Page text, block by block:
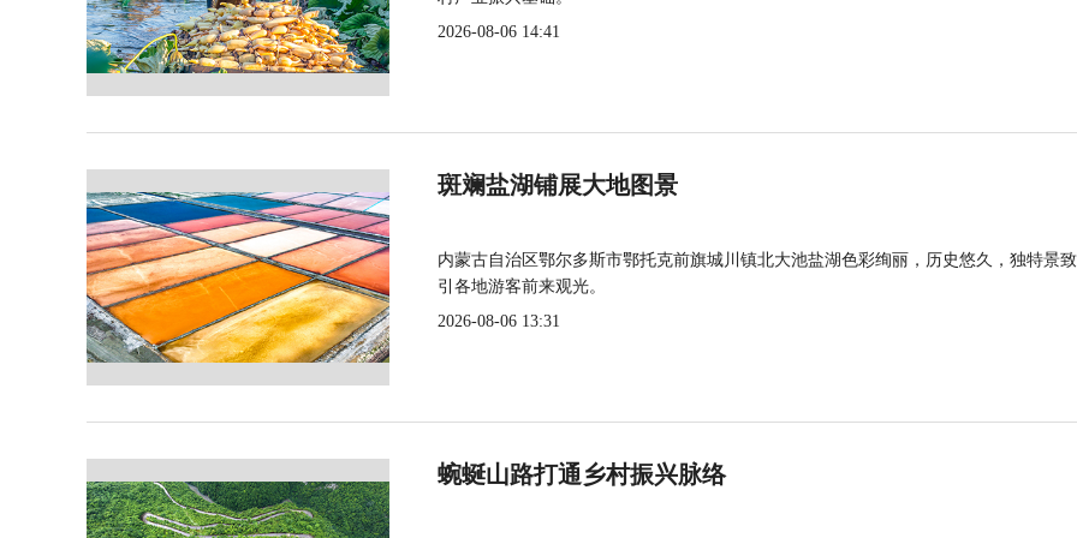
2026-08-06 14:41
斑斓盐湖铺展大地图景
内蒙古自治区鄂尔多斯市鄂托克前旗城川镇北大池盐湖色彩绚丽，历史悠久，独特景
引各地游客前来观光。
2026-08-06 13:31
蜿蜒山路打通乡村振兴脉络